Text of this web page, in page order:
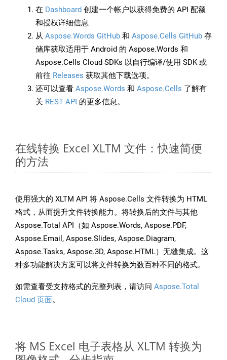
在 Dashboard 创建一个帐户以获得免费的 API 配额
和授权详细信息
从 Aspose.Words GitHub 和 Aspose.Cells GitHub 存
储库获取适用于 Android 的 Aspose.Words 和
Aspose.Cells Cloud SDKs 以自行编译/使用 SDK 或
前往 Releases 获取其他下载选项。
还可以查看 Aspose.Words 和 Aspose.Cells 了解有
关 REST API 的更多信息。
在线转换 Excel XLTM 文件：快速简便
的方法
使用强大的 XLTM API 将 Aspose.Cells 文件转换为 HTML
格式，从而提升文件转换能力。将转换后的文件与其他
Aspose.Total API（如 Aspose.Words, Aspose.PDF,
Aspose.Email, Aspose.Slides, Aspose.Diagram,
Aspose.Tasks, Aspose.3D, Aspose.HTML）无缝集成。这
种多功能解决方案可以将文件转换为数百种不同的格式。
如需查看受支持格式的完整列表，请访问 Aspose.Total
Cloud 页面。
将 MS Excel 电子表格从 XLTM 转换为